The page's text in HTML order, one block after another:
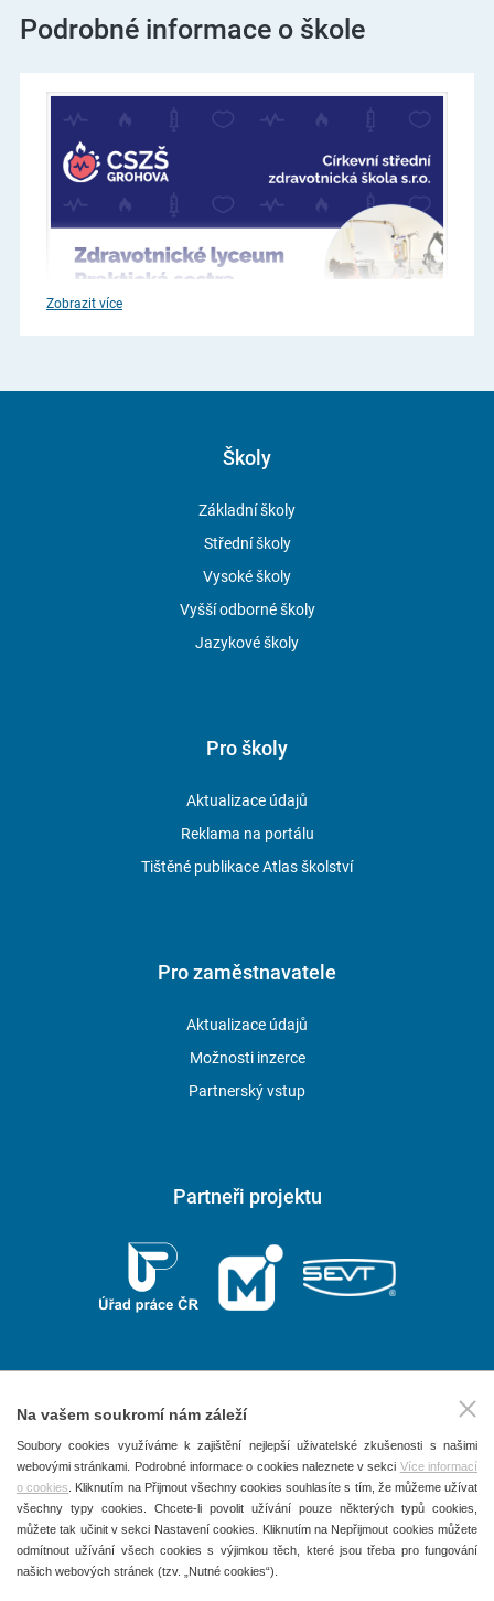
Podrobné informace o škole
Zobrazit více
Školy
Základní školy
Střední školy
Vysoké školy
Vyšší odborné školy
Jazykové školy
Pro školy
Aktualizace údajů
Reklama na portálu
Tištěné publikace Atlas školství
Pro zaměstnavatele
Aktualizace údajů
Možnosti inzerce
Partnerský vstup
Partneři projektu
2026 © P.F. art, spol. s r. o.
Všechna práva vyhrazena
Obchodní podmínky
Používání souborů Cookies
Na vašem soukromí nám záleží
Soubory cookies využíváme k zajištění nejlepší uživatelské zkušenosti s našimi
webovými stránkami. Podrobné informace o cookies naleznete v sekci Více informací
o cookies . Kliknutím na Přijmout všechny cookies souhlasíte s tím, že můžeme užívat
všechny typy cookies. Chcete-li povolit užívání pouze některých typů cookies,
můžete tak učinit v sekci Nastavení cookies. Kliknutím na Nepřijmout cookies můžete
odmítnout užívání všech cookies s výjimkou těch, které jsou třeba pro fungování
našich webových stránek (tzv. „Nutné cookies“).